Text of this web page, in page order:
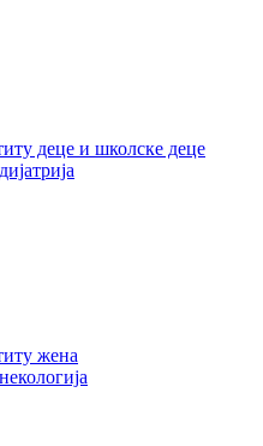
деце и школске деце
жена